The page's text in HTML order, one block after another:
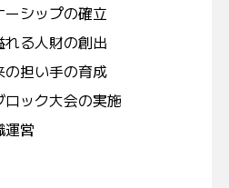
シップの確立
る人財の創出
担い手の育成
ック大会の実施
運営